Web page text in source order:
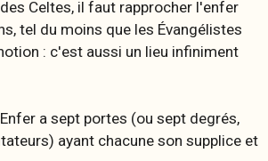
Celtes, il faut rapprocher l'enfer
tel du moins que les Évangélistes
: c'est aussi un lieu infiniment
a sept portes (ou sept degrés,
ayant chacune son supplice et